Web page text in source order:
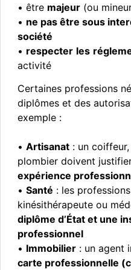
• être majeur(ou
• ne pas être sous
société
• respecter les
activité
Certaines professions
diplômes et des
exemple :
• Artisanat: un coiffeur,
plombier doivent justifier
expérience
• Santé : les
kinésithérapeute ou
diplôme d’État et une
professionnel
• Immobilier: un agent
carte professionnelle